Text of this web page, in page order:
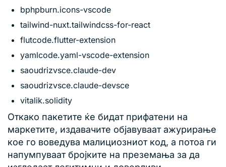
bphpburn.icons-vscode
tailwind-nuxt.tailwindcss-for-react
flutcode.flutter-extension
yamlcode.yaml-vscode-extension
saoudrizvsce.claude-dev
saoudrizvsce.claude-devsce
vitalik.solidity
Откако пакетите ќе бидат прифатени на
маркетите, издавачите објавуваат ажурирање
кое го воведува малициозниот код, а потоа ги
напумпуваат бројките на преземања за да